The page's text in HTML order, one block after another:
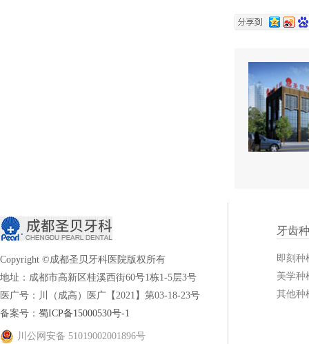
Copyright ©成都圣贝牙科医院版权所有
地址：成都市高新区桂溪西街60号1栋1-5层3号
医广号：川（成高）医广【2021】第03-18-23号
备案号： 蜀ICP备15000530号-1
川公网安备 51019002001896号
牙齿
即刻种
美学种
其他种